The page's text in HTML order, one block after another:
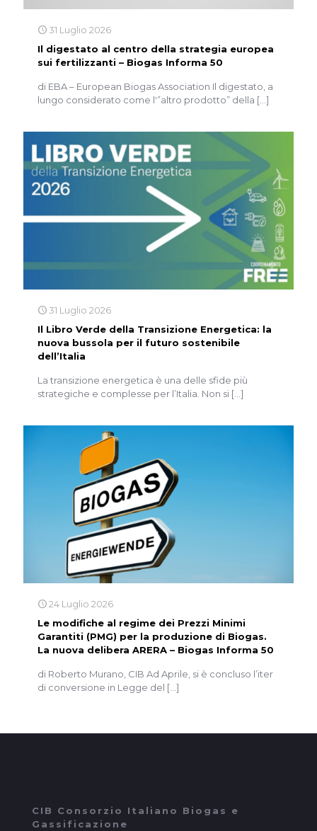
31 Luglio 2026
Il digestato al centro della strategia europea
sui fertilizzanti – Biogas Informa 50
di EBA – European Biogas Association Il digestato, a
lungo considerato come l'”altro prodotto” della […]
31 Luglio 2026
Il Libro Verde della Transizione Energetica: la
nuova bussola per il futuro sostenibile
dell’Italia
La transizione energetica è una delle sfide più
strategiche e complesse per l’Italia. Non si […]
24 Luglio 2026
Le modifiche al regime dei Prezzi Minimi
Garantiti (PMG) per la produzione di Biogas.
La nuova delibera ARERA – Biogas Informa 50
di Roberto Murano, CIB Ad Aprile, si è concluso l’iter
di conversione in Legge del […]
CIB Consorzio Italiano Biogas e
Gassificazione